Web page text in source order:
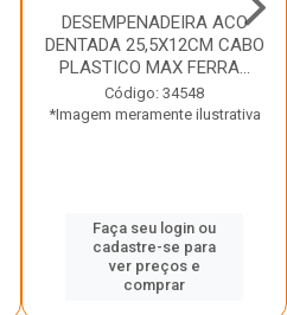
DESEMPENADEIRA ACO
DENTADA 25,5X12CM CABO
PLASTICO MAX FERRA...
Código: 34548
*Imagem meramente ilustrativa
Faça seu login ou
cadastre-se para
ver preços e
comprar